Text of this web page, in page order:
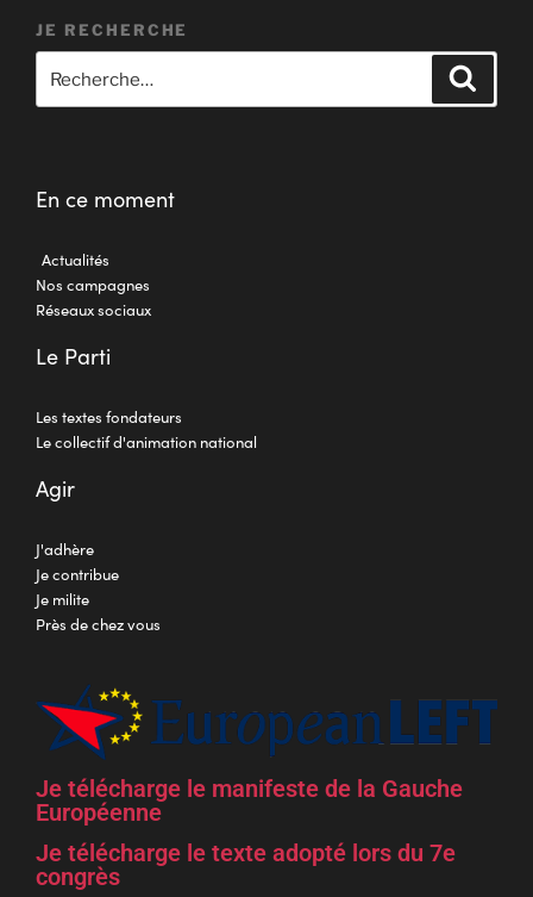
JE RECHERCHE
En ce moment
Actualités
Nos campagnes
Réseaux sociaux
Le Parti
Les textes fondateurs
Le collectif d'animation national
Agir
J'adhère
Je contribue
Je milite
Près de chez vous
Je télécharge le manifeste de la Gauche
Européenne
Je télécharge le texte adopté lors du 7e
congrès